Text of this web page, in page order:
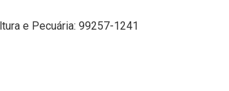
e Pecuária: 99257-1241